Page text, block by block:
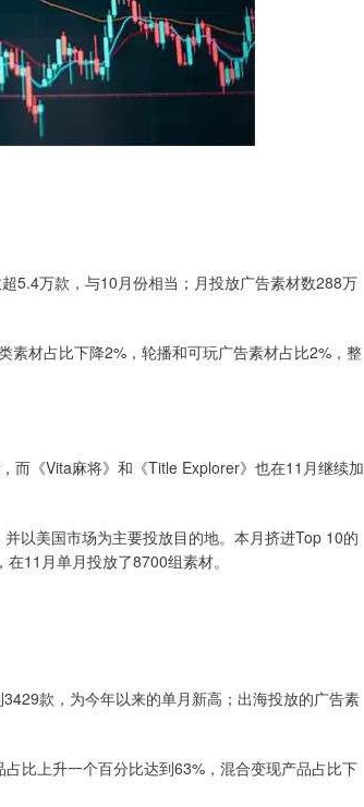
5.4万款，与10月份相当；月投放广告素材数288万
素材占比下降2%，轮播和可玩广告素材占比2%，整
而《Vita麻将》和《Title Explorer》也在11月继续加
以美国市场为主要投放目的地。本月挤进Top 10的
11月单月投放了8700组素材。
款，为今年以来的单月新高；出海投放的广告素
比上升一个百分比达到63%，混合变现产品占比下